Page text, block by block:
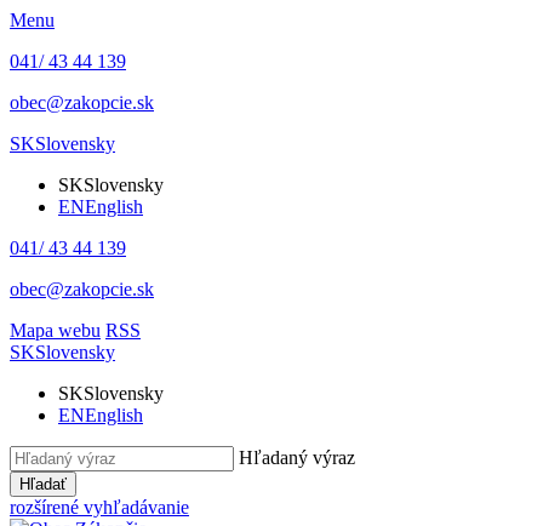
Menu
041/ 43 44 139
obec@zakopcie.sk
SKSlovensky
SKSlovensky
ENEnglish
041/ 43 44 139
obec@zakopcie.sk
Mapa webu RSS
SKSlovensky
SKSlovensky
ENEnglish
Hľadaný výraz
Hľadať
rozšírené vyhľadávanie